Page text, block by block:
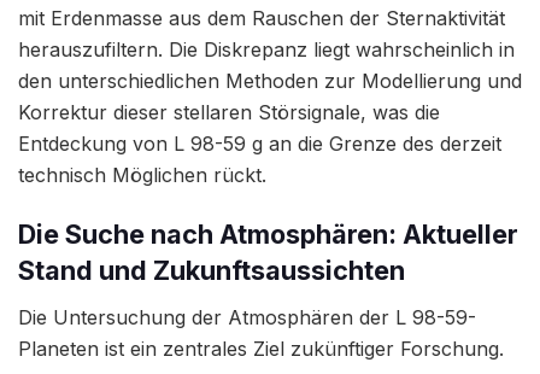
mit Erdenmasse aus dem Rauschen der Sternaktivität
herauszufiltern. Die Diskrepanz liegt wahrscheinlich in
den unterschiedlichen Methoden zur Modellierung und
Korrektur dieser stellaren Störsignale, was die
Entdeckung von L 98-59 g an die Grenze des derzeit
technisch Möglichen rückt.
Die Suche nach Atmosphären: Aktueller
Stand und Zukunftsaussichten
Die Untersuchung der Atmosphären der L 98-59-
Planeten ist ein zentrales Ziel zukünftiger Forschung.